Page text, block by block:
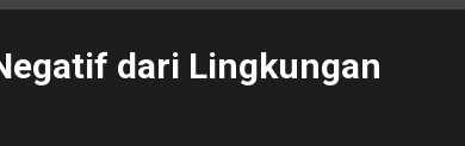
dari Lingkungan